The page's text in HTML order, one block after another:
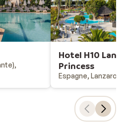
Hotel H10
Princess
Espagne, Lanzarote,